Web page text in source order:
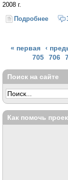
2008 г.
Подробнее о
Страницы
« первая ‹
705
706
Поиск на сайте
Как помочь